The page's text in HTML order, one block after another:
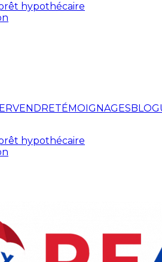
hypothécaire
VENDRETÉMOIGNAGES
hypothécaire